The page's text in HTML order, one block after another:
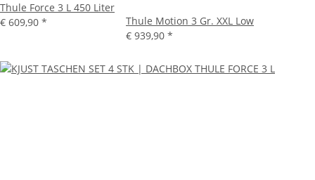
Thule Force 3 L 450 Liter
€ 609,90 *
Thule Motion 3 Gr. XXL Low
€ 939,90 *